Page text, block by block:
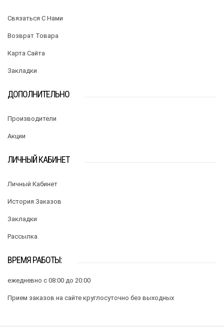
Связаться С Нами
Возврат Товара
Карта Сайта
Закладки
ДОПОЛНИТЕЛЬНО
Производители
Акции
ЛИЧНЫЙ КАБИНЕТ
Личный Кабинет
История Заказов
Закладки
Рассылка
ВРЕМЯ РАБОТЫ:
ежедневно с 08:00 до 20:00
Прием заказов на сайте круглосуточно без выходных